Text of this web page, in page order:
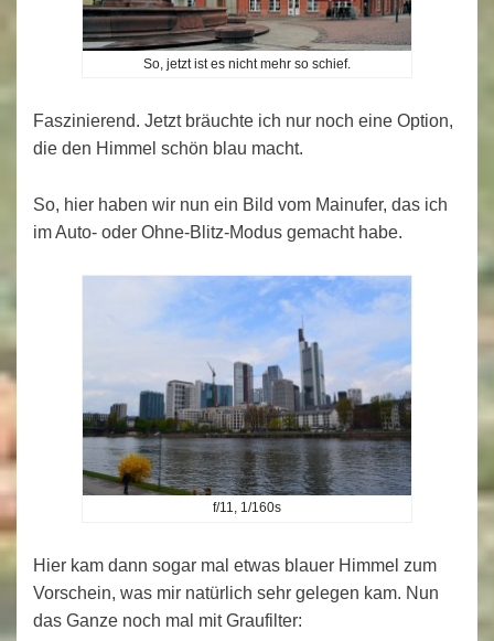
So, jetzt ist es nicht mehr so schief.
Faszinierend. Jetzt bräuchte ich nur noch eine Option,
die den Himmel schön blau macht.
So, hier haben wir nun ein Bild vom Mainufer, das ich
im Auto- oder Ohne-Blitz-Modus gemacht habe.
f/11, 1/160s
Hier kam dann sogar mal etwas blauer Himmel zum
Vorschein, was mir natürlich sehr gelegen kam. Nun
das Ganze noch mal mit Graufilter: